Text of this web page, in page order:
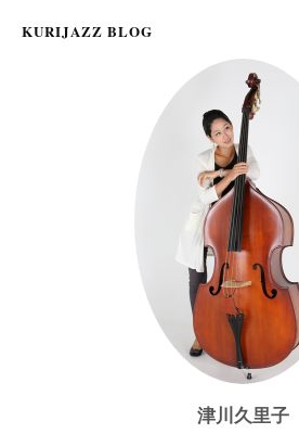
KURIJAZZ BLOG
津川久里子